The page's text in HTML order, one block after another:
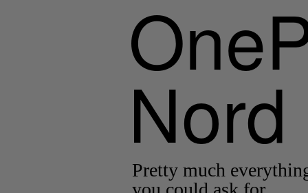
One
Nord
Pretty much
One
Nord
Pretty much